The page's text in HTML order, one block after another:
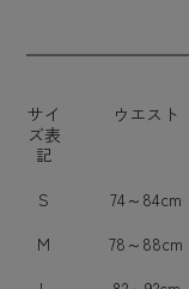
サイ
ズ表
記
ウエスト
S 74～84cm
M
78～88cm